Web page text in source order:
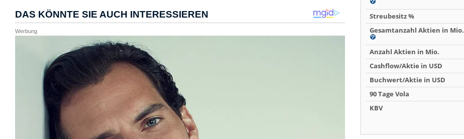
Streubesitz %
Gesamtanzahl Aktien in Mio.
Anzahl Aktien in Mio.
Cashflow/Aktie in USD
Buchwert/Aktie in USD
90 Tage Vola
KBV